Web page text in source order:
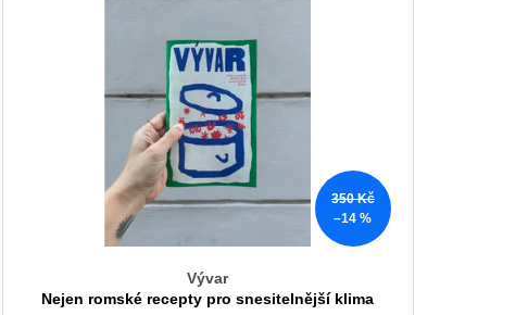
d
u
k
t
ů
350 Kč
–14 %
Vývar
Nejen romské recepty pro snesitelnější klima